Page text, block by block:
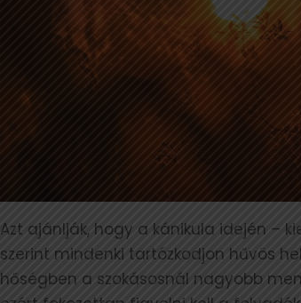
Azt ajánlják, hogy a kánikula idején –
szerint mindenki tartózkodjon hűvös
hőségben a szokásosnál nagyobb